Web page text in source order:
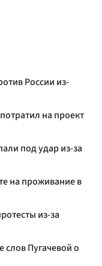
России из-
на проект
под удар из-за
на проживание в
из-за
слов Пугачевой о